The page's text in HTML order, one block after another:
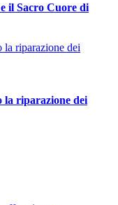
il Sacro Cuore di
la riparazione dei